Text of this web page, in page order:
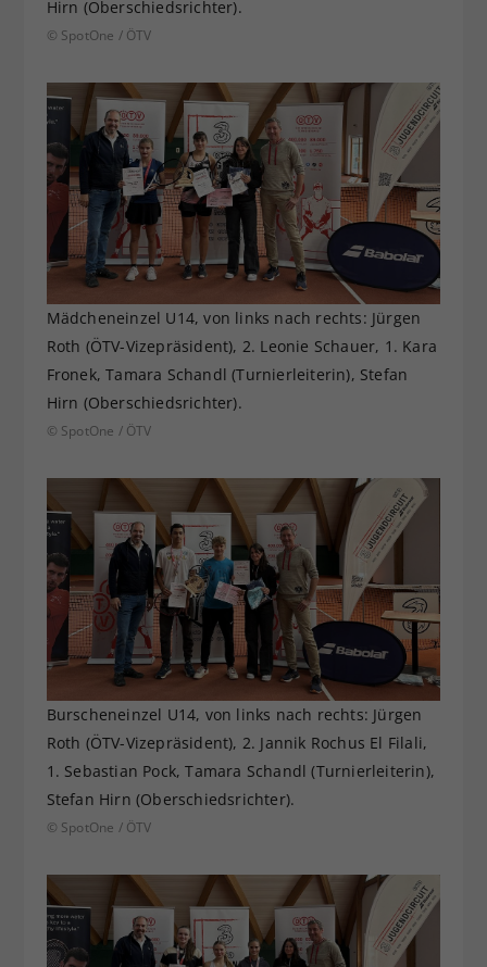
Hirn (Oberschiedsrichter).
© SpotOne / ÖTV
Mädcheneinzel U14, von links nach rechts: Jürgen
Roth (ÖTV-Vizepräsident), 2. Leonie Schauer, 1. Kara
Fronek, Tamara Schandl (Turnierleiterin), Stefan
Hirn (Oberschiedsrichter).
© SpotOne / ÖTV
Burscheneinzel U14, von links nach rechts: Jürgen
Roth (ÖTV-Vizepräsident), 2. Jannik Rochus El Filali,
1. Sebastian Pock, Tamara Schandl (Turnierleiterin),
Stefan Hirn (Oberschiedsrichter).
© SpotOne / ÖTV